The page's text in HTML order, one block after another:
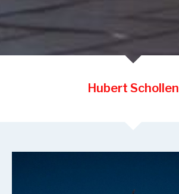
Hubert Schollen